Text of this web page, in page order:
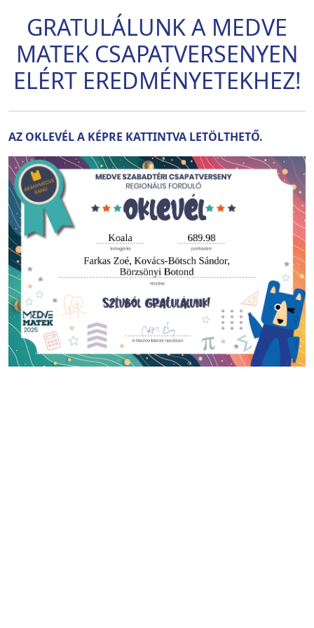
GRATULÁLUNK A MEDVE
MATEK CSAPATVERSENYEN
ELÉRT EREDMÉNYETEKHEZ!
AZ OKLEVÉL A KÉPRE KATTINTVA LETÖLTHETŐ.